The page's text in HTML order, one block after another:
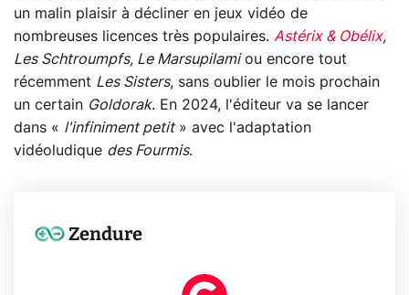
un malin plaisir à décliner en jeux vidéo de
nombreuses licences très populaires. Astérix & Obélix,
Les Schtroumpfs, Le Marsupilamiou encore tout
récemment Les Sisters, sans oublier le mois prochain
un certain Goldorak. En 2024, l'éditeur va se lancer
dans « l'infiniment petit» avec l'adaptation
vidéoludique des Fourmis.
Zendure